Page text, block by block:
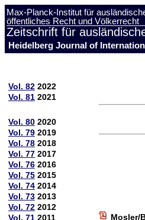
Max-Planck-Institut für
öffentliches Recht und Völkerrecht
Zeitschrift für
Heidelberg Journal of
Vol. 82 2022
Vol. 81 2021
Vol. 80 2020
Vol. 79 2019
Vol. 78 2018
Vol. 77 2017
Vol. 76 2016
Vol. 75 2015
Vol. 74 2014
Vol. 73 2013
Vol. 72 2012
Vol. 71 2011
Mosler/